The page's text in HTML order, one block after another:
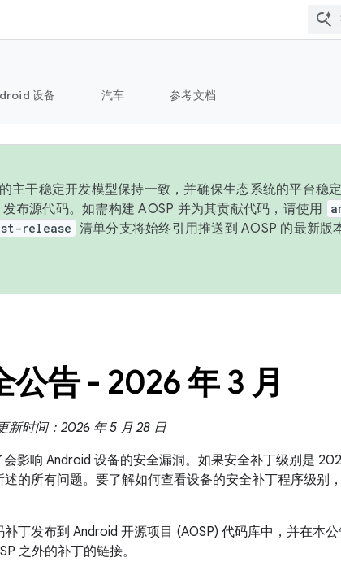
设备 汽车 参考文档
主干稳定开发模型保持一致，并确保生态系统的平台稳
布源代码。如需构建 AOSP 并为其贡献代码，请使用
release 清单分支将始终引用推送到 AOSP 的最新版
告 - 2026 年 3 月
新时间：2026 年 5 月 28 日
影响 Android 设备的安全漏洞。如果安全补丁级别是
的所有问题。要了解如何查看设备的安全补丁程序级别
丁发布到 Android 开源项目 (AOSP) 代码库中，并在本
之外的补丁的链接。